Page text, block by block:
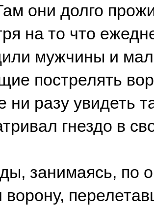
они долго
на то что
мужчины и
пострелять
ни разу увидеть
гнездо в
занимаясь, по
ворону,